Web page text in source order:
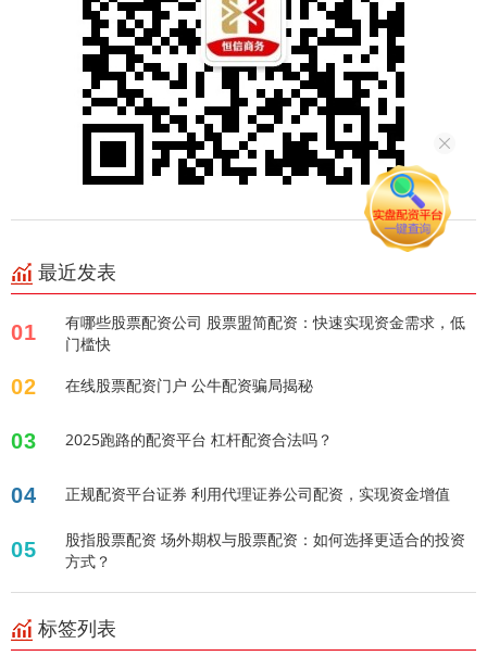
最近发表
01
有哪些股票配资公司 股票盟简配资：快速实现资金需求，低
门槛快
02 在线股票配资门户 公牛配资骗局揭秘
03 2025跑路的配资平台 杠杆配资合法吗？
04 正规配资平台证券 利用代理证券公司配资，实现资金增值
05
股指股票配资 场外期权与股票配资：如何选择更适合的投资
方式？
标签列表